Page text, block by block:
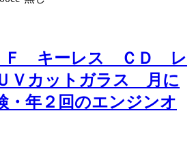
Ｆ キーレス ＣＤ レ
Ｖカットガラス 月に
・年２回のエンジンオ